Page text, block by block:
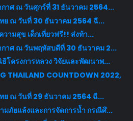
าศ ณ วันศุกร์ที่ 31 ธันวาคม 2564...
ย ณ วันที่ 30 ธันวาคม 2564 ฉี...
วามสุข เด็กเที่ยวฟรี!! ส่งท้า...
าศ ณ วันพฤหัสบดีที่ 30 ธันวาคม 2...
โครงการหลวง วิจัยและพัฒนาพ...
THAILAND COUNTDOWN 2022,
ย ณ วันที่ 29 ธันวาคม 2564 ฉี...
มภัยแล้งและการจัดการน้ำ กรณีศึ...